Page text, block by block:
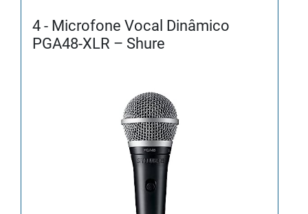
4 - Microfone Vocal Dinâmico
PGA48-XLR – Shure